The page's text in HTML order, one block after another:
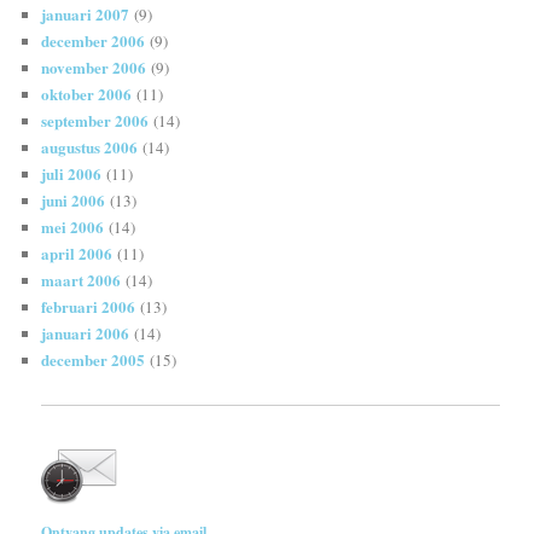
januari 2007 (9)
december 2006 (9)
november 2006 (9)
oktober 2006 (11)
september 2006 (14)
augustus 2006 (14)
juli 2006 (11)
juni 2006 (13)
mei 2006 (14)
april 2006 (11)
maart 2006 (14)
februari 2006 (13)
januari 2006 (14)
december 2005 (15)